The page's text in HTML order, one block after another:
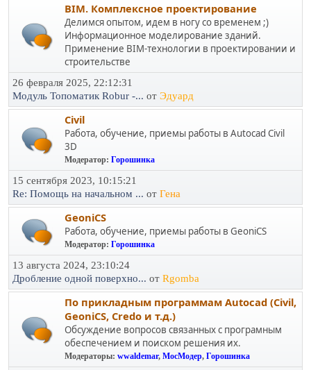
BIM. Комплексное проектирование
Делимся опытом, идем в ногу со временем ;)
Информационное моделирование зданий.
Применение BIM-технологии в проектировании и
строительстве
26 февраля 2025, 22:12:31
Модуль Топоматик Robur -... от Эдуард
Civil
Работа, обучение, приемы работы в Autocad Civil
3D
Модератор: Горошинка
15 сентября 2023, 10:15:21
Re: Помощь на начальном ... от Гена
GeoniCS
Работа, обучение, приемы работы в GeoniCS
Модератор: Горошинка
13 августа 2024, 23:10:24
Дробление одной поверхно... от Rgomba
По прикладным программам Autocad (Civil,
GeoniCS, Credo и т.д.)
Обсуждение вопросов связанных с програмным
обеспечением и поиском решения их.
Модераторы: wwaldemar, МосМодер, Горошинка